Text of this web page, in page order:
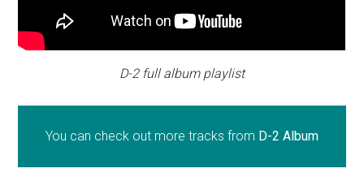
D-2 full album playlist
You can check out more tracks from D-2 Album